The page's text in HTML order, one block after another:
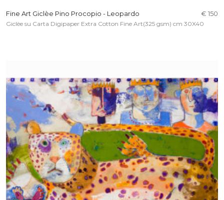
Fine Art Giclèe Pino Procopio - Leopardo € 150
Giclèe su Carta Digipaper Extra Cotton Fine Art(325 gsm) cm 30X40